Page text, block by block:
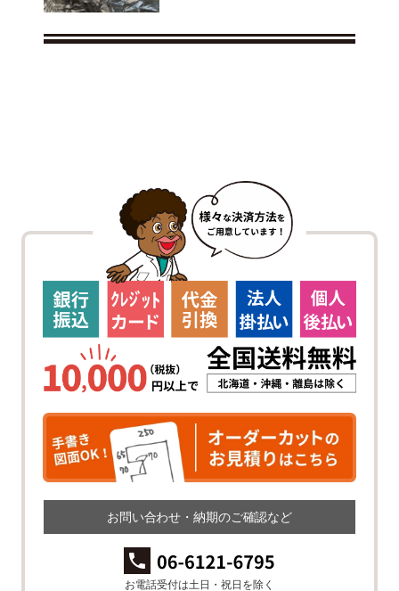
お問い合わせ・納期のご確認など
お電話受付は土日・祝日を除く